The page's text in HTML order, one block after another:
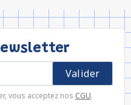
vous acceptez nos CGU.